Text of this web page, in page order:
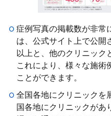
症例写真の掲載数が非常
は、公式サイト上で公開
以上と、他のクリニック
これにより、様々な施術
ことができます。
全国各地にクリニックを
国各地にクリニックがあ